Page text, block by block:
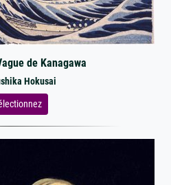
de Kanagawa
Hokusai